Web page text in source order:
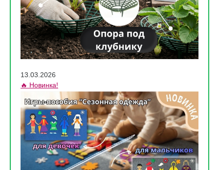
13.03.2026
🔥 Новинка!